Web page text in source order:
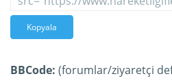
Kopyala
BBCode: (forumlar/ziyaretçi